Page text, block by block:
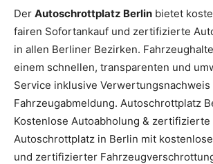
Der Autoschrottplatz Berlin bietet
fairen Sofortankauf und zertifizierte
in allen Berliner Bezirken.
einem schnellen, transparenten und
Service inklusive
Fahrzeugabmeldung. Autoschrottplatz
Kostenlose Autoabholung &
Autoschrottplatz in Berlin mit
und zertifizierter